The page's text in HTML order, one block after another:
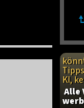
KI,
Alle